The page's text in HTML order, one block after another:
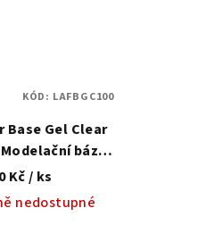
Base Gel Clear
báze
syntetickým
Kč/ ks
nedostupné
KÓD: LAFBGC100